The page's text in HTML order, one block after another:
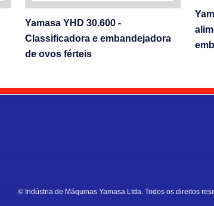
Yamasa YHD 30.600 -
Classificadora e embandejadora
de ovos férteis
© Indústria de Máquinas Yamasa Ltda. Todos os direitos